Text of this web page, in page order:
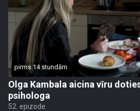
pirms 14 stundām
Olga Kambala aicina vīru
psihologa
52. epizode